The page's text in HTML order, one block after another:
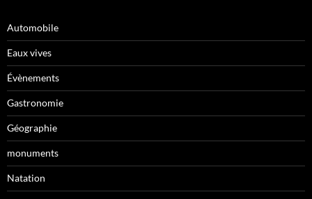
Automobile
Eaux vives
Évènements
Gastronomie
Géographie
monuments
Natation